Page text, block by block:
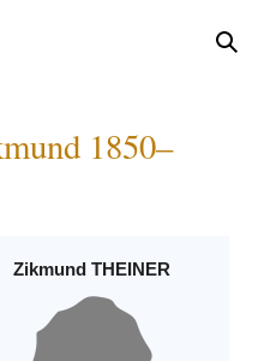
1850–
Zikmund THEINER